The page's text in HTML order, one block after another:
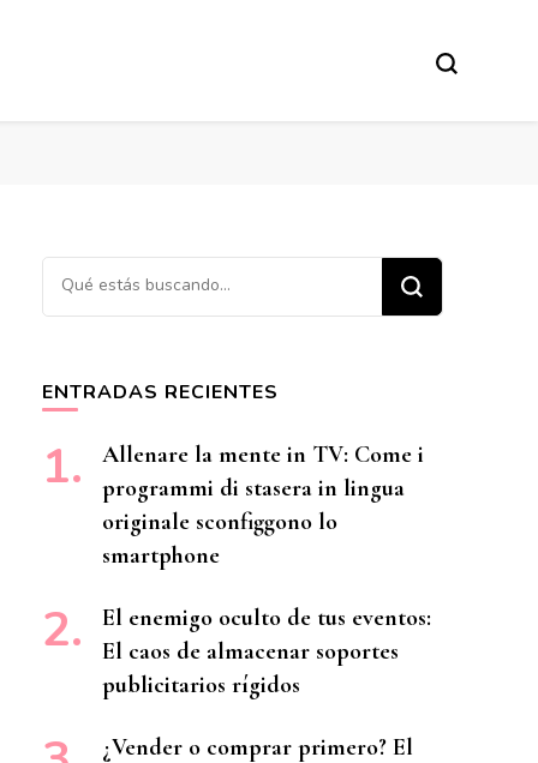
¿Buscas algo?
ENTRADAS RECIENTES
Allenare la mente in TV: Come i
programmi di stasera in lingua
originale sconfiggono lo
smartphone
El enemigo oculto de tus eventos:
El caos de almacenar soportes
publicitarios rígidos
¿Vender o comprar primero? El